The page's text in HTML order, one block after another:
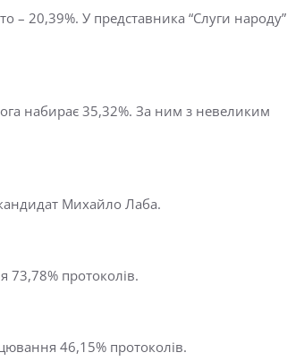
– 20,39%. У представника “Слуги народу”
набирає 35,32%. За ним з невеликим
кандидат Михайло Лаба.
73,78% протоколів.
46,15% протоколів.